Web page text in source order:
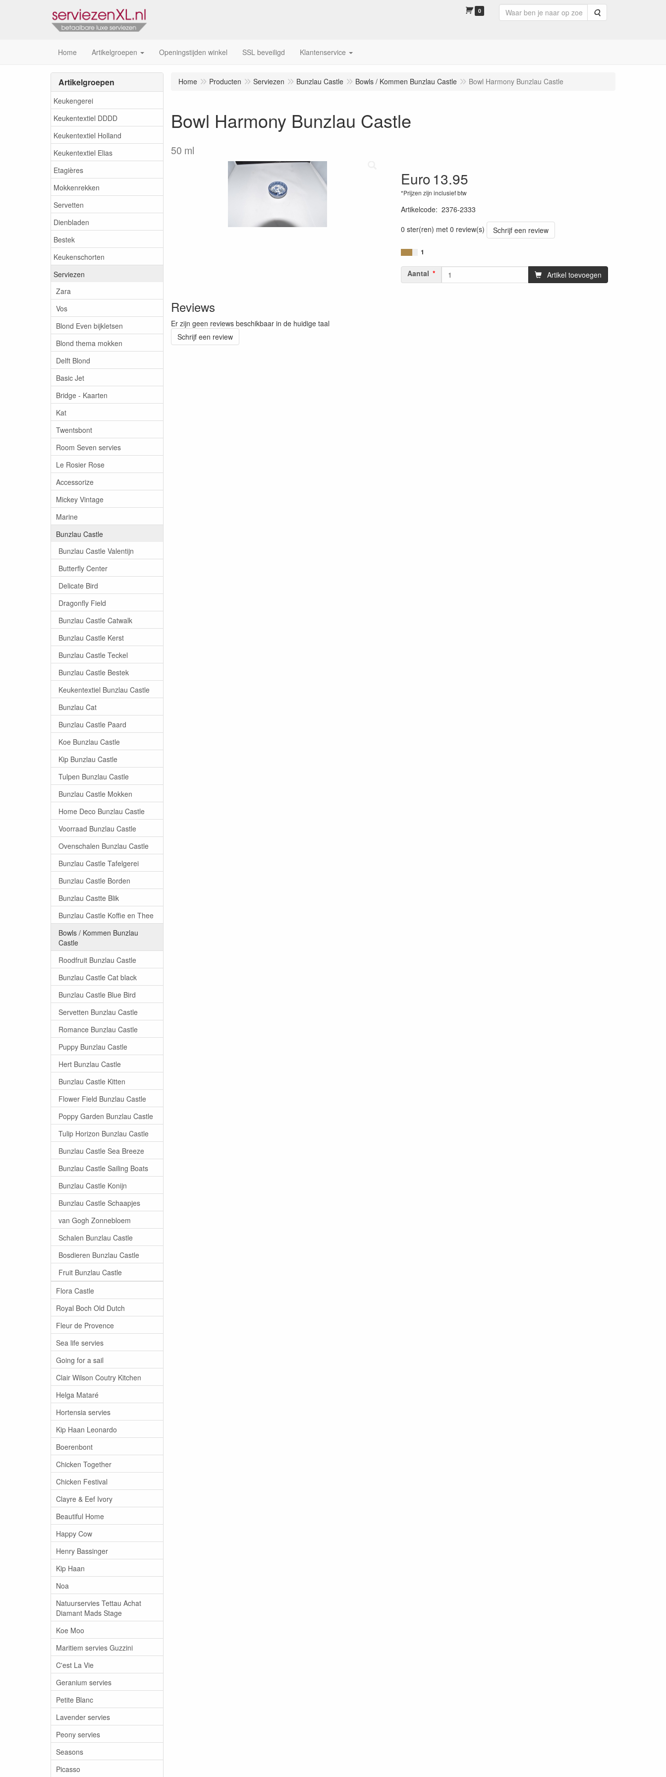
0 Zoeken
Home Artikelgroepen Openingstijden winkel SSL beveiligd Klantenservice
Artikelgroepen
Keukengerei
Keukentextiel DDDD
Keukentextiel Holland
Keukentextiel Elias
Etagières
Mokkenrekken
Servetten
Dienbladen
Bestek
Keukenschorten
Serviezen
Zara
Vos
Blond Even bijkletsen
Blond thema mokken
Delft Blond
Basic Jet
Bridge - Kaarten
Kat
Twentsbont
Room Seven servies
Le Rosier Rose
Accessorize
Mickey Vintage
Marine
Bunzlau Castle
Bunzlau Castle Valentijn
Butterfly Center
Delicate Bird
Dragonfly Field
Bunzlau Castle Catwalk
Bunzlau Castle Kerst
Bunzlau Castle Teckel
Bunzlau Castle Bestek
Keukentextiel Bunzlau Castle
Bunzlau Cat
Bunzlau Castle Paard
Koe Bunzlau Castle
Kip Bunzlau Castle
Tulpen Bunzlau Castle
Bunzlau Castle Mokken
Home Deco Bunzlau Castle
Voorraad Bunzlau Castle
Ovenschalen Bunzlau Castle
Bunzlau Castle Tafelgerei
Bunzlau Castle Borden
Bunzlau Castte Blik
Bunzlau Castle Koffie en Thee
Bowls / Kommen Bunzlau
Castle
Roodfruit Bunzlau Castle
Bunzlau Castle Cat black
Bunzlau Castle Blue Bird
Servetten Bunzlau Castle
Romance Bunzlau Castle
Puppy Bunzlau Castle
Hert Bunzlau Castle
Bunzlau Castle Kitten
Flower Field Bunzlau Castle
Poppy Garden Bunzlau Castle
Tulip Horizon Bunzlau Castle
Bunzlau Castle Sea Breeze
Bunzlau Castle Sailing Boats
Bunzlau Castle Konijn
Bunzlau Castle Schaapjes
van Gogh Zonnebloem
Schalen Bunzlau Castle
Bosdieren Bunzlau Castle
Fruit Bunzlau Castle
Flora Castle
Royal Boch Old Dutch
Fleur de Provence
Sea life servies
Going for a sail
Clair Wilson Coutry Kitchen
Helga Mataré
Hortensia servies
Kip Haan Leonardo
Boerenbont
Chicken Together
Chicken Festival
Clayre & Eef Ivory
Beautiful Home
Happy Cow
Henry Bassinger
Kip Haan
Noa
Natuurservies Tettau Achat
Diamant Mads Stage
Koe Moo
Maritiem servies Guzzini
C'est La Vie
Geranium servies
Petite Blanc
Lavender servies
Peony servies
Seasons
Picasso
Home Producten Serviezen Bunzlau Castle Bowls / Kommen Bunzlau Castle Bowl Harmony Bunzlau Castle
Bowl Harmony Bunzlau Castle
50 ml
Euro13.95
*Prijzen zijn inclusief btw
Artikelcode: 2376-2333
0 ster(ren) met 0 review(s)
Schrijf een review
1
Aantal Artikel toevoegen
Reviews
Er zijn geen reviews beschikbaar in de huidige taal
Schrijf een review